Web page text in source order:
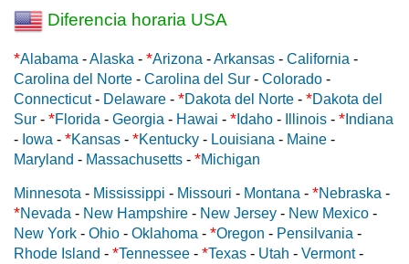
Diferencia horaria USA
*Alabama -Alaska - *Arizona -Arkansas - California -
Carolina del Norte - Carolina del Sur - Colorado -
Connecticut- Delaware - *Dakota del Norte - *Dakota del
Sur - *Florida - Georgia - Hawai - * Idaho - Illinois - * Indiana
- Iowa - *Kansas - *Kentucky - Louisiana - Maine -
Maryland - Massachusetts - *Michigan
Minnesota - Mississippi - Missouri - Montana - *Nebraska -
*Nevada - New Hampshire - New Jersey - New Mexico -
New York - Ohio - Oklahoma - *Oregon - Pensilvania -
Rhode Island - *Tennessee - *Texas - Utah - Vermont-